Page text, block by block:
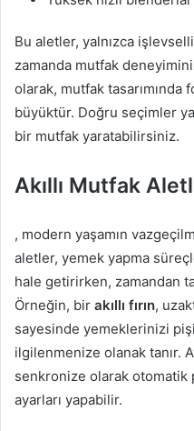
Bu aletler, yalnızca
zamanda mutfak
olarak, mutfak
büyüktür. Doğru seçimler
bir mutfak yaratabilirsiniz.
Akıllı Mutfak
, modern yaşamın
aletler, yemek yapma
hale getirirken, zamandan
Örneğin, bir akıllı fırın,
sayesinde yemeklerinizi
ilgilenmenize olanak tanır.
senkronize olarak otomatik
ayarları yapabilir.